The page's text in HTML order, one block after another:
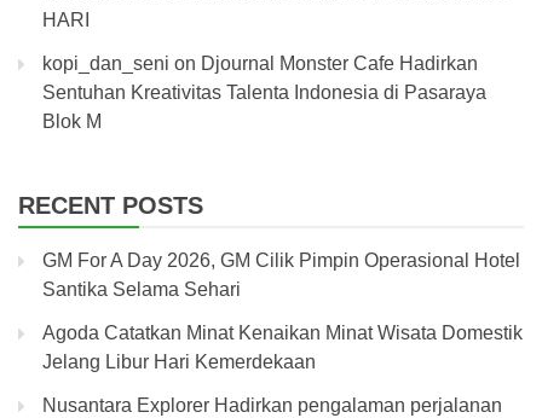
HARI
kopi_dan_seni on Djournal Monster Cafe Hadirkan
Sentuhan Kreativitas Talenta Indonesia di Pasaraya
Blok M
RECENT POSTS
GM For A Day 2026, GM Cilik Pimpin Operasional Hotel
Santika Selama Sehari
Agoda Catatkan Minat Kenaikan Minat Wisata Domestik
Jelang Libur Hari Kemerdekaan
Nusantara Explorer Hadirkan pengalaman perjalanan